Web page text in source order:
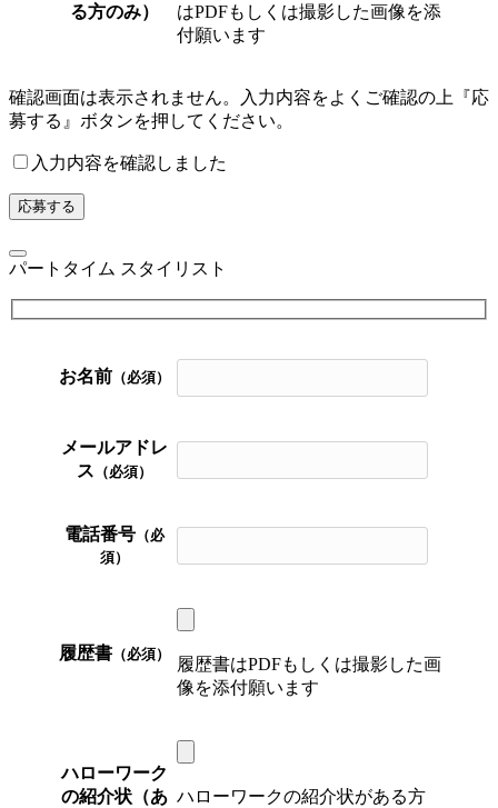
る方のみ）
はPDFもしくは撮影した画像を添
付願います
確認画面は表示されません。入力内容をよくご確認の上『応
募する』ボタンを押してください。
入力内容を確認しました
パートタイム スタイリスト
お名前 （必須）
メールアドレ
ス （必須）
電話番号 （必
須）
履歴書 （必須）
履歴書はPDFもしくは撮影した画
像を添付願います
ハローワーク
の紹介状（あ ハローワークの紹介状がある方